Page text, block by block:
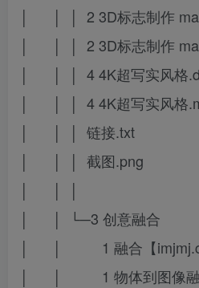
│ │ │ 2 3D标志制作
│ │ │ 2 3D标志制作
│ │ │ 4 4K超写实风格
│ │ │ 4 4K超写实风格
│ │ │ 链接.txt
│ │ │ 截图.png
│ │ │
│ │ └─3 创意融合
│ │ 1 融合【
│ │ 1 物体到图像融